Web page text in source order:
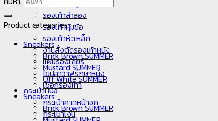
รองเท้าคัทชู
รองเท้าลำลอง
รองเท้าหุ้มข้อ
รองเท้าหัวเหล็ก
งานสั่งตัดรองเท้าหนัง
แผ่นรองเกียร์
ไขปลาวาฬรักษาหนัง
เชือกรองเท้า
Sneakers
Brick Brown SUMMER
Product categories
Sneakers
Brick Brown SUMMER
Mustard SUMMER
Off White SUMMER
กระเป๋าหนัง
กระเป๋าคาดหน้าอก
กระเป๋าเงิน